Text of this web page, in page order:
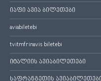
იაფი ავია ბილეთები
aviabiletebi
tvitmfrinavis biletebi
იტალიის ავიაბილეთები
საფრანგეთის